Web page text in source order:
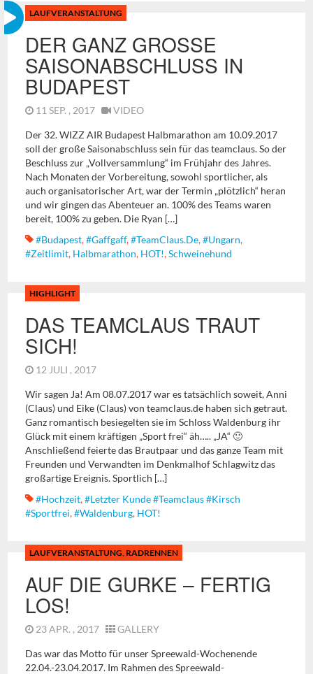
LAUFVERANSTALTUNG
DER GANZ GROSSE S
AISONABSCHLUSS IN B
UDAPEST
11 SEP. , 2017 VIDEO
Der 32. WIZZ AIR Budapest Halbmarathon am 10.09.2017
soll der große Saisonabschluss sein für das teamclaus. So der
Beschluss zur „Vollversammlung“ im Frühjahr des Jahres.
Nach Monaten der Vorbereitung, sowohl sportlicher, als
auch organisatorischer Art, war der Termin „plötzlich“ heran
und wir gingen das Abenteuer an. 100% des Teams waren
bereit, 100% zu geben. Die Ryan […]
#Budapest,#gaffgaff,#TeamClaus.de,#Ungarn,
#Zeitlimit, Halbmarathon, HOT!,Schweinehund
HIGHLIGHT
DAS TEAMCLAUS TRAUT
SICH!
12 JULI , 2017
Wir sagen Ja! Am 08.07.2017 war es tatsächlich soweit, Anni
(Claus) und Eike (Claus) von teamclaus.de haben sich getraut.
Ganz romantisch besiegelten sie im Schloss Waldenburg ihr
Glück mit einem kräftigen „Sport frei“ äh….. „JA“ 🙂
Anschließend feierte das Brautpaar und das ganze Team mit
Freunden und Verwandten im Denkmalhof Schlagwitz das
großartige Ereignis. Sportlich […]
#Hochzeit,#letzter Kunde #teamclaus #kirsch
#sportfrei,#Waldenburg, HOT!
LAUFVERANSTALTUNG, RADRENNEN
AUF DIE GURKE – FERTIG
LOS!
23 APR. , 2017 GALLERY
Das war das Motto für unser Spreewald-Wochenende
22.04.-23.04.2017. Im Rahmen des Spreewald-